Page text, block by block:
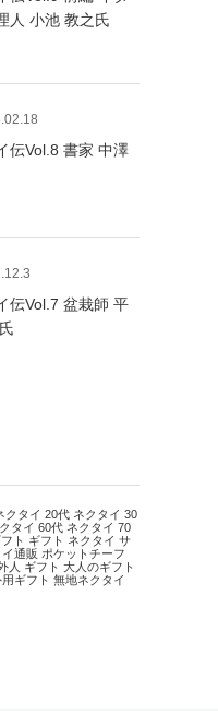
人 小池 教之氏
伝Vol.8 書家 中澤
伝Vol.7 盆栽師 平
クタイ 20代 ネクタイ 30
タイ 60代 ネクタイ 70
ト ギフト ネクタイ サ
通販 ポケットチーフ
人 ギフト 大人のギフト
ギフト 無地ネクタイ